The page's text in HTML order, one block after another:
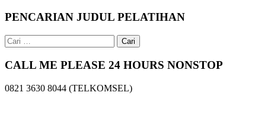
PENCARIAN JUDUL PELATIHAN
Cari
untuk:
CALL ME PLEASE 24 HOURS NONSTOP
0821 3630 8044 (TELKOMSEL)